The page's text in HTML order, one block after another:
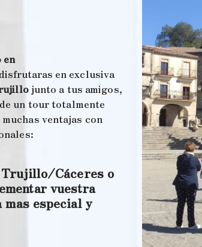
en
en exclusiva
junto a tus amigos,
un tour totalmente
ventajas con
Cáceres o
vuestra
especial y